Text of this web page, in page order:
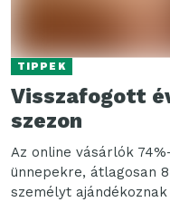
TIPPEK
Visszafogott
szezon
Az online vásárlók
ünnepekre, átlagosan
személyt ajándékoznak